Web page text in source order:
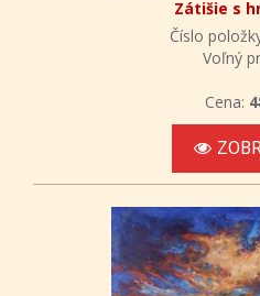
Zátišie s
Číslo
Voľný
Cena: